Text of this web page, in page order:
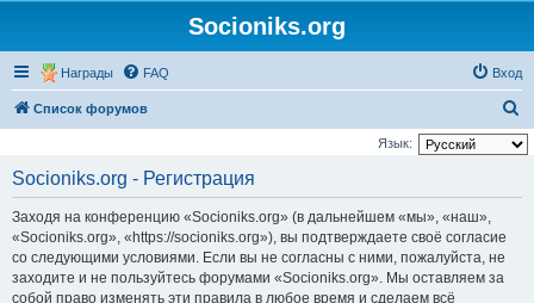
Socioniks.org
Награды FAQ Вход
Список форумов
о
Язык:
Socioniks.org - Регистрация
Заходя на конференцию «Socioniks.org» (в дальнейшем «мы», «наш»,
«Socioniks.org», «https://socioniks.org»), вы подтверждаете своё согласие
со следующими условиями. Если вы не согласны с ними, пожалуйста, не
заходите и не пользуйтесь форумами «Socioniks.org». Мы оставляем за
собой право изменять эти правила в любое время и сделаем всё